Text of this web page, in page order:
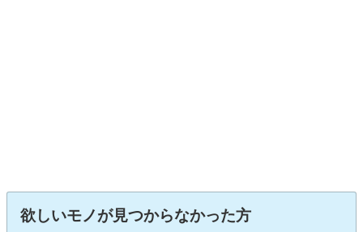
欲しいモノが見つからなかった方